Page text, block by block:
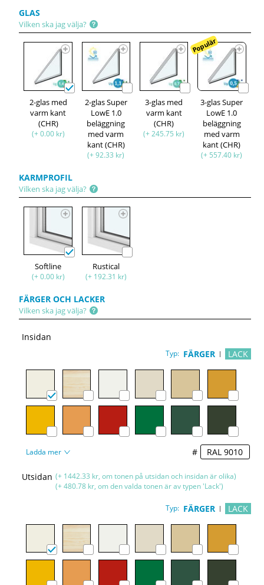
GLAS
Vilken ska jag välja?
2-glas med
varm kant
(CHR)
(+ 0.00 kr)
2-glas Super
LowE 1.0
beläggning
med varm
kant (CHR)
(+ 92.33 kr)
3-glas med
varm kant
(CHR)
(+ 245.75 kr)
Populär
3-glas Super
LowE 1.0
beläggning
med varm
kant (CHR)
(+ 557.40 kr)
KARMPROFIL
Vilken ska jag välja?
Softline
(+ 0.00 kr)
Rustical
(+ 192.31 kr)
FÄRGER OCH LACKER
Vilken ska jag välja?
Insidan
Typ: FÄRGER LACK
Ladda mer #
Utsidan (+ 1442.33 kr, om tonen på utsidan och insidan är olika)
(+ 480.78 kr, om den valda tonen är av typen 'Lack')
Typ: FÄRGER LACK